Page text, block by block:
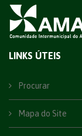
LINKS ÚTEIS
Procurar
Mapa do Site